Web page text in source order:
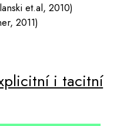
et.al, 2010)
2011)
i tacitní